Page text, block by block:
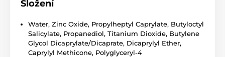
Složení
Water, Zinc Oxide, Propylheptyl Caprylate, Butyloctyl
Salicylate, Propanediol, Titanium Dioxide, Butylene
Glycol Dicaprylate/Dicaprate, Dicaprylyl Ether,
Caprylyl Methicone, Polyglyceryl-4